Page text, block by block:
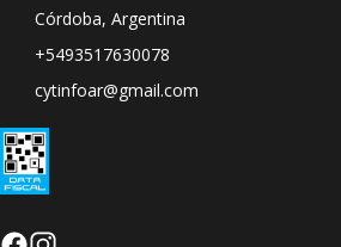
Córdoba, Argentina
+5493517630078
cytinfoar@gmail.com